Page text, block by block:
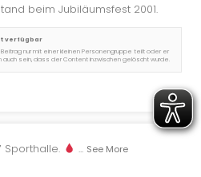
beim Jubiläumsfest 2001.
verfügbar
nur mit einer kleinen Personengruppe teilt oder er
auch sein, dass der Content inzwischen gelöscht wurde.
Sporthalle. ... See More